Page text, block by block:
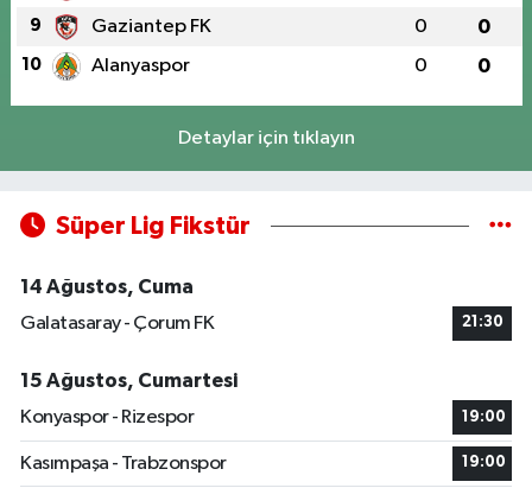
9 Gaziantep FK 0 0
10 Alanyaspor 0 0
Detaylar için tıklayın
Süper Lig Fikstür
14 Ağustos, Cuma
Galatasaray - Çorum FK
21:30
15 Ağustos, Cumartesi
Konyaspor - Rizespor
19:00
Kasımpaşa - Trabzonspor 19:00